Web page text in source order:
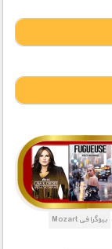
بیوگرافی Mozart